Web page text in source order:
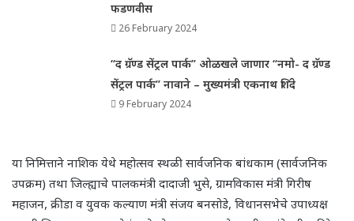
फडणवीस
26 February 2024
“द ग्रॅण्ड सेंट्रल पार्क” ओळखले जाणार “नमो- द ग्रॅण्ड
सेंट्रल पार्क” नावाने – मुख्यमंत्री एकनाथ शिंदे
9 February 2024
या निमित्ताने नाशिक येथे महोत्सव स्थळी सार्वजनिक बांधकाम (सार्वजनिक
उपक्रम) तथा जिल्ह्याचे पालकमंत्री दादाजी भुसे, ग्रामविकास मंत्री गिरीष
महाजन, क्रीडा व युवक कल्याण मंत्री संजय बनसोडे, विधानसभेचे उपाध्यक्ष